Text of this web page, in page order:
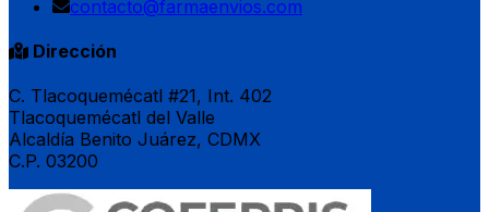
contacto@farmaenvios.com
Dirección
C. Tlacoquemécatl #21, Int. 402
Tlacoquemécatl del Valle
Alcaldía Benito Juárez, CDMX
C.P. 03200